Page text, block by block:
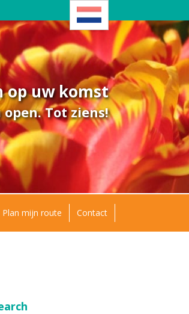
op uw komst
Tot ziens!
Plan mijn route Contact